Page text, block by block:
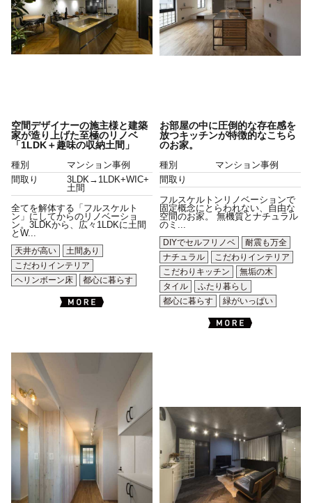
空間デザイナーの施主様と建築
家が造り上げた至極のリノベ
「1LDK＋趣味の収納土間」
種別
マンション事例
間取り
3LDK→1LDK+WIC+
土間
全てを解体する「フルスケルト
ン」にしてからのリノベーショ
ン。3LDKから、広々1LDKに土間
とW...
天井が高い
土間あり
こだわりインテリア
ヘリンボーン床
都心に暮らす
お部屋の中に圧倒的な存在感を
放つキッチンが特徴的なこちら
のお家。
種別
マンション事例
間取り
フルスケルトンリノベーションで
固定概念にとらわれない、自由な
空間のお家。 無機質とナチュラル
のミ...
DIYでセルフリノベ
耐震も万全
ナチュラル
こだわりインテリア
こだわりキッチン
無垢の木
タイル
ふたり暮らし
都心に暮らす
緑がいっぱい